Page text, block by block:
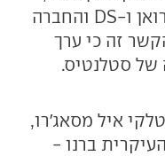
, סיטרואן ו-DS והחברה
זה כי ערך
של סטלנטיס.
איל מסאג'רו,
ברנו -